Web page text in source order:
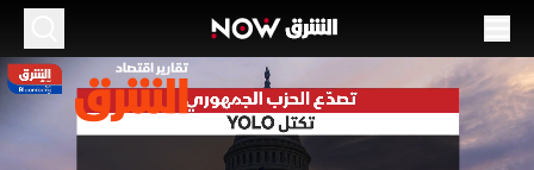
الموسم 2026